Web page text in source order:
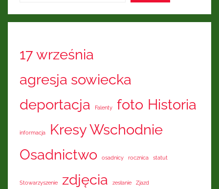
17 września
agresja sowiecka
deportacja
Falenty foto Historia
informacja
Kresy Wschodnie
Osadnictwo
osadnicy rocznica statut
Stowarzyszenie zdjęcia zesłanie Zjazd